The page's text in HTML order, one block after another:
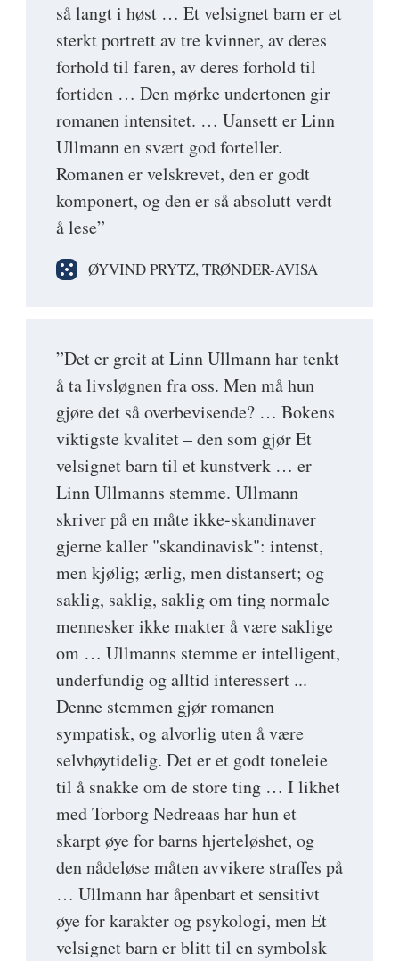
så langt i høst … Et velsignet barn er et
sterkt portrett av tre kvinner, av deres
forhold til faren, av deres forhold til
fortiden … Den mørke undertonen gir
romanen intensitet. … Uansett er Linn
Ullmann en svært god forteller.
Romanen er velskrevet, den er godt
komponert, og den er så absolutt verdt
å lese”
ØYVIND PRYTZ, TRØNDER-AVISA
”Det er greit at Linn Ullmann har tenkt
å ta livsløgnen fra oss. Men må hun
gjøre det så overbevisende? … Bokens
viktigste kvalitet – den som gjør Et
velsignet barn til et kunstverk … er
Linn Ullmanns stemme. Ullmann
skriver på en måte ikke-skandinaver
gjerne kaller "skandinavisk": intenst,
men kjølig; ærlig, men distansert; og
saklig, saklig, saklig om ting normale
mennesker ikke makter å være saklige
om … Ullmanns stemme er intelligent,
underfundig og alltid interessert ...
Denne stemmen gjør romanen
sympatisk, og alvorlig uten å være
selvhøytidelig. Det er et godt toneleie
til å snakke om de store ting … I likhet
med Torborg Nedreaas har hun et
skarpt øye for barns hjerteløshet, og
den nådeløse måten avvikere straffes på
… Ullmann har åpenbart et sensitivt
øye for karakter og psykologi, men Et
velsignet barn er blitt til en symbolsk